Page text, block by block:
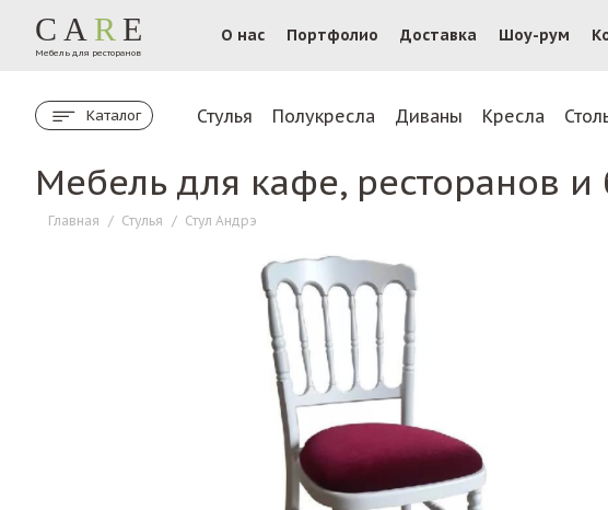
CA R E
Мебель для ресторанов
О нас Портфолио Доставка Шоу-рум
Каталог Стулья Полукресла Диваны Кресла
Мебель для кафе, ресторанов и
Главная / Стулья / Стул Андрэ